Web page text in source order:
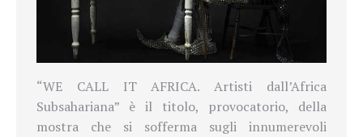
“WE CALL IT AFRICA. Artisti dall’Africa
Subsahariana” è il titolo, provocatorio, della
mostra che si sofferma sugli innumerevoli